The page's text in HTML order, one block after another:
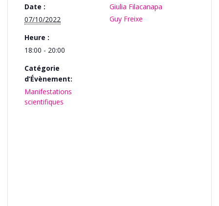
Date :
07/10/2022
Heure :
18:00 - 20:00
Catégorie
d’Évènement:
Manifestations
scientifiques
Giulia Filacanapa
Guy Freixe